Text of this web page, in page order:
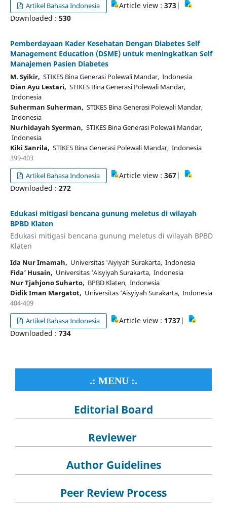
Artikel Bahasa Indonesia
Article view :373 |
Downloaded : 530
Pemberdayaan Kader Kesehatan Dengan Diabetes Self
Management Education (DSME) untuk meningkatkan Self
Manajemen Pasien Diabetes
M. Syikir, STIKES Bina Generasi Polewali Mandar, Indonesia
Dian Ayu Lestari, STIKES Bina Generasi Polewali Mandar,
Indonesia
Suherman Suherman, STIKES Bina Generasi Polewali Mandar,
Indonesia
Nurhidayah Syerman, STIKES Bina Generasi Polewali Mandar,
Indonesia
Kiki Sanrila, STIKES Bina Generasi Polewali Mandar, Indonesia
399-403
Artikel Bahasa Indonesia
Article view :367|
Downloaded : 272
Edukasi mitigasi bencana gunung meletus di wilayah
BPBD Klaten
Edukasi mitigasi bencana gunung meletus di wilayah BPBD
Klaten
Ida Nur Imamah, Universitas 'Aiyiyah Surakarta, Indonesia
Fida’ Husain, Universitas ‘Aisyiyah Surakarta, Indonesia
Nur Tjahjono Suharto, BPBD Klaten, Indonesia
Didik Iman Margatot, Universitas ‘Aisyiyah Surakarta, Indonesia
404-409
Artikel Bahasa Indonesia
Article view :1737|
Downloaded : 734
.: MENU :.
Editorial Board
Reviewer
Author Guidelines
Peer Review Process